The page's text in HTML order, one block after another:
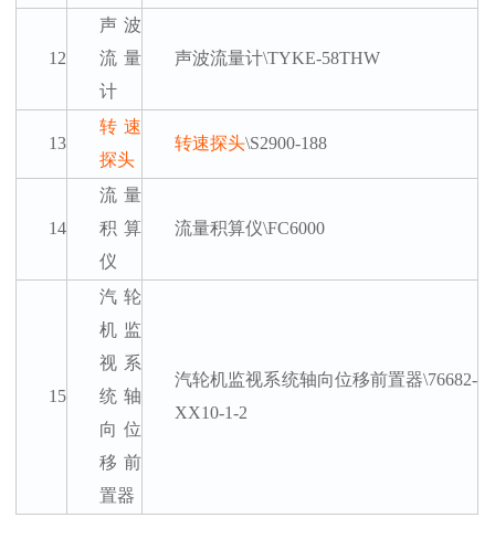
12
声波
流量
计
声波流量计\TYKE-58THW
13
转速
探头
转速探头\S2900-188
14
流量
积算
仪
流量积算仪\FC6000
15
汽轮
机监
视系
统轴
向位
移前
置器
汽轮机监视系统轴向位移前置器\76682-
XX10-1-2